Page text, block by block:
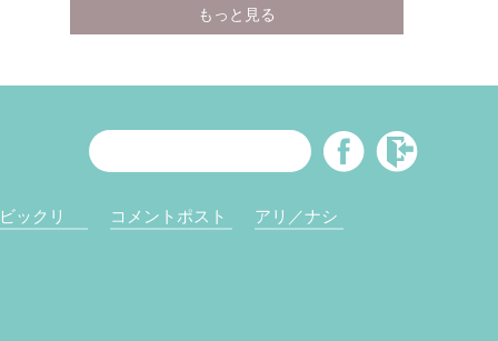
ビックリ コメントポスト アリ／ナシ